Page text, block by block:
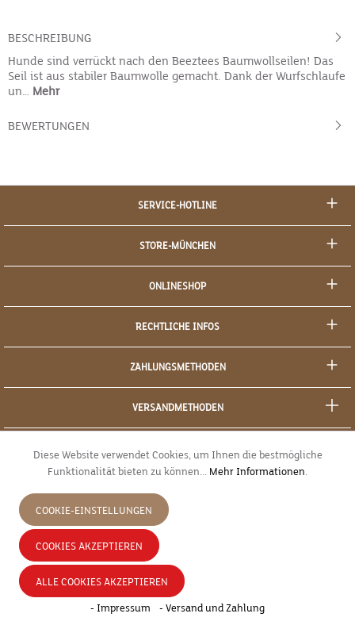
BESCHREIBUNG
Hunde sind verrückt nach den Beeztees Baumwollseilen! Das
Seil ist aus stabiler Baumwolle gemacht. Dank der Wurfschlaufe
un… Mehr
BEWERTUNGEN
SERVICE-HOTLINE
STORE-MÜNCHEN
ONLINESHOP
RECHTLICHE INFOS
ZAHLUNGSMETHODEN
VERSANDMETHODEN
JETZT WIDERRUFEN
* Alle Preise inkl. gesetzl. Mehrwertsteuer zzgl.
Nachnahmegebühren, wenn nicht anders angegeben.
Diese Website verwendet Cookies, um Ihnen die bestmögliche
Funktionalität bieten zu können... Mehr Informationen.
COOKIE-EINSTELLUNGEN
COOKIES AKZEPTIEREN
ALLE COOKIES AKZEPTIEREN
- Impressum - Versand und Zahlung